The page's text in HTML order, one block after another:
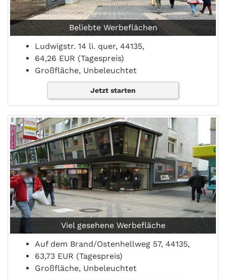
Beliebte Werbeflächen
Ludwigstr. 14 li. quer, 44135,
64,26 EUR (Tagespreis)
Großfläche, Unbeleuchtet
Jetzt starten
Viel gesehene Werbefläche
Auf dem Brand/Ostenhellweg 57, 44135,
63,73 EUR (Tagespreis)
Großfläche, Unbeleuchtet